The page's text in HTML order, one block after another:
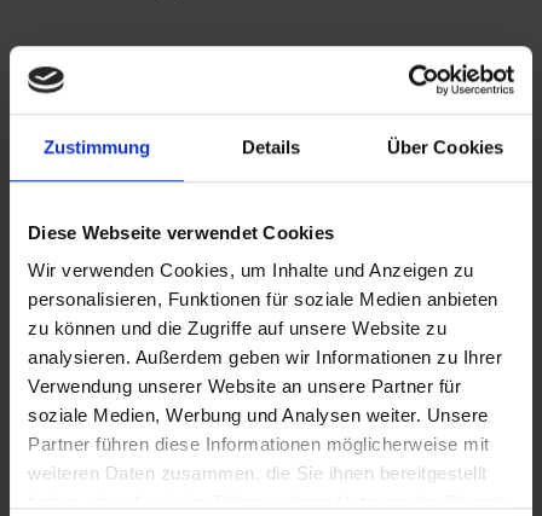
Zustimmung Details Über Cookies
Diese Webseite verwendet Cookies
Wir verwenden Cookies, um Inhalte und Anzeigen zu
personalisieren, Funktionen für soziale Medien anbieten
zu können und die Zugriffe auf unsere Website zu
analysieren. Außerdem geben wir Informationen zu Ihrer
Verwendung unserer Website an unsere Partner für
soziale Medien, Werbung und Analysen weiter. Unsere
Partner führen diese Informationen möglicherweise mit
weiteren Daten zusammen, die Sie ihnen bereitgestellt
Kontaktieren Sie uns
Füllen Sie dieses Formular aus, wenn Sie weitere
Informationen benötigen.
NAME(*)
E-MAIL (*)
TELEFONNUMMER